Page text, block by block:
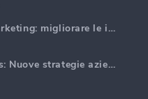
Reportistica di analisi di marketing: migliorare le intuizioni aziendali
Dati di marketing AI Insights: Nuove strategie aziendali per il 2024